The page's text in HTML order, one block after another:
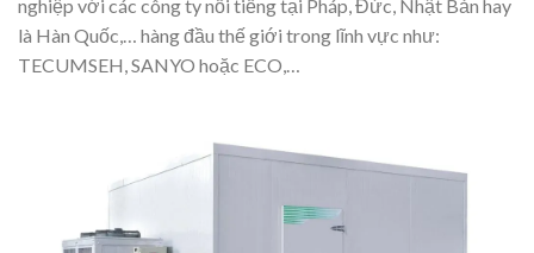
nghiệp với các công ty nổi tiếng tại Pháp, Đức, Nhật Bản hay
là Hàn Quốc,… hàng đầu thế giới trong lĩnh vực như:
TECUMSEH, SANYO hoặc ECO,…